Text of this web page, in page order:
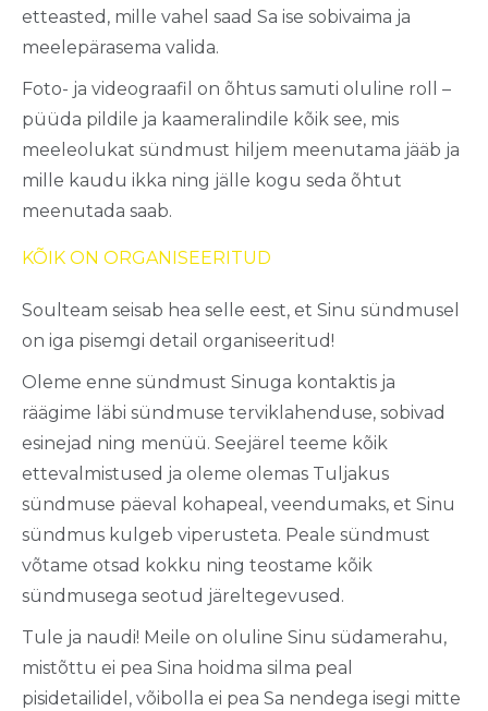
etteasted , mille vahel saad Sa ise sobivaima ja
meelepärasema valida.
Foto- ja videograafil on õhtus samuti oluline roll –
püüda pildile ja kaameralindile kõik see, mis
meeleolukat sündmust hiljem meenutama jääb ja
mille kaudu ikka ning jälle kogu seda õhtut
meenutada saab.
KÕIK ON ORGANISEERITUD
Soulteam seisab hea selle eest, et Sinu sündmusel
on iga pisemgi detail organiseeritud!
Oleme enne sündmust Sinuga kontaktis ja
räägime läbi sündmuse terviklahenduse, sobivad
esinejad ning menüü. Seejärel teeme kõik
ettevalmistused ja oleme olemas Tuljakus
sündmuse päeval kohapeal , veendumaks, et Sinu
sündmus kulgeb viperusteta. Peale sündmust
võtame otsad kokku ning teostame kõik
sündmusega seotud järeltegevused .
Tule ja naudi! Meile on oluline Sinu südamerahu,
mistõttu ei pea Sina hoidma silma peal
pisidetailidel , võibolla ei pea Sa nendega isegi mitte